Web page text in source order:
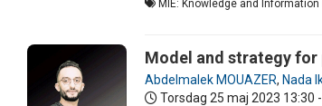
MIE: Knowledge and
Model and strategy
Abdelmalek MOUAZER, Nada
Torsdag 25 maj 2023 13:30